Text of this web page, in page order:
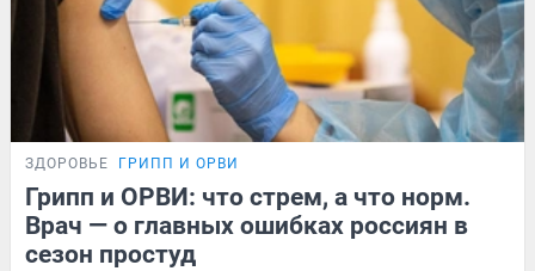
ЗДОРОВЬЕ ГРИПП И ОРВИ
Грипп и ОРВИ: что стрем, а что норм.
Врач — о главных ошибках россиян в
сезон простуд